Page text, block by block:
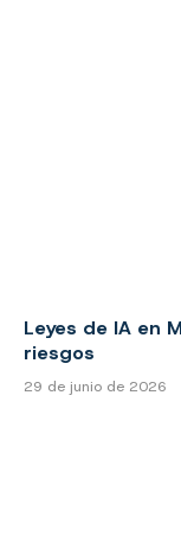
Leyes de IA en
riesgos
29 de junio de 2026